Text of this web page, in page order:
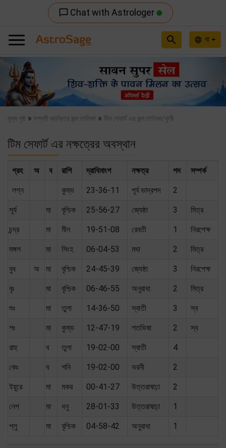
chat_bubble_outline Chat with Astrologer
language বা
search
Previous
মুখ্য পৃষ্ঠ » যশস্বী ব্যাক্তির জন্ম তালিকা » টিম সেফার্ট এর জন্ম তালিকা/কুষ্ঠি
টিম সেফার্ট এর নক্ষত্রের অবস্থান
গ্রহ অ ব রাশি দ্রাঘিমাংশ নক্ষত্র পদ সম্পর্ক
লগ্ন কুম্ভ 23-36-11 পূর্ব ভাদ্রপদ 2
সূর্য মা বৃশ্চিক 25-56-27 জ্যেষ্ঠা 3 মিত্র
চন্দ্র মা মীন 19-51-08 রেবতী 1 নিরপেক্ষ
মঙ্গল মা সিংহ 06-04-53 মঘা 2 মিত্র
বুধ অ মা বৃশ্চিক 24-45-39 জ্যেষ্ঠা 3 নিরপেক্ষ
বৃঃ মা বৃশ্চিক 06-46-55 অনুরাধা 2 মিত্র
শুঃ মা তুলা 14-36-50 স্বাতী 3 স্ব
শঃ মা কুম্ভ 12-47-19 শতভিষা 2 স্ব
রাহু ব তুলা 19-02-00 স্বাতী 4
কেঃ ব শনি 19-02-00 ভরনী 2
ইয়ুরে মা মকর 00-41-27 উত্তরাষাঢ়া 2
নেপ মা ধনু 28-01-33 উত্তরাষাঢ়া 1
প্লু মা বৃশ্চিক 04-58-42 অনুরাধা 1